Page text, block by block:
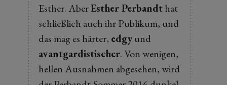
Esther. AberEsther Perbandthat
schließlich auch ihr Publikum, und
das mag es härter, edgyund
avantgardistischer. Von wenigen,
hellen Ausnahmen abgesehen, wird